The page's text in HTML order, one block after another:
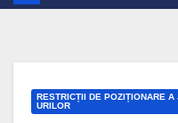
RESTRICȚII DE POZIȚIONARE
URILOR